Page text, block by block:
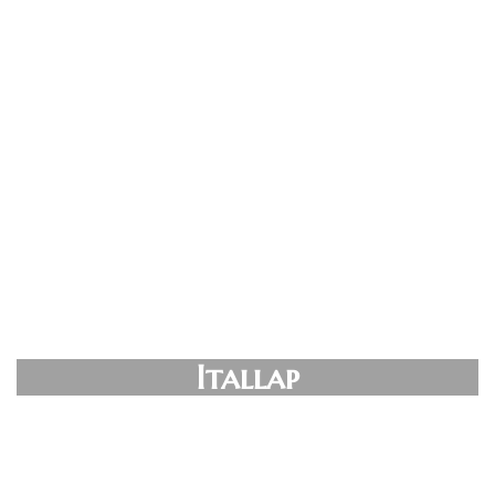
Itallap